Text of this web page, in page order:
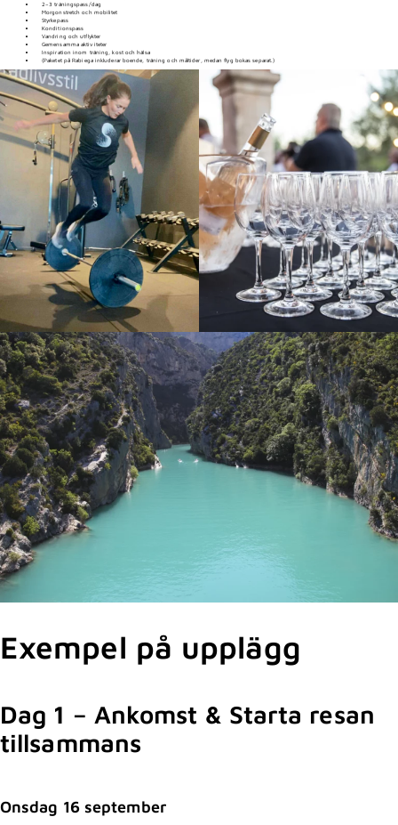
2–3 träningspass/dag
Morgonstretch och mobilitet
Styrkepass
Konditionspass
Vandring och utflykter
Gemensamma aktiviteter
Inspiration inom träning, kost och hälsa
(Paketet på Rabiega inkluderar boende, träning och måltider, medan flyg bokas separat.)
Exempel på upplägg
Dag 1 – Ankomst & Starta resan
tillsammans
Onsdag 16 september